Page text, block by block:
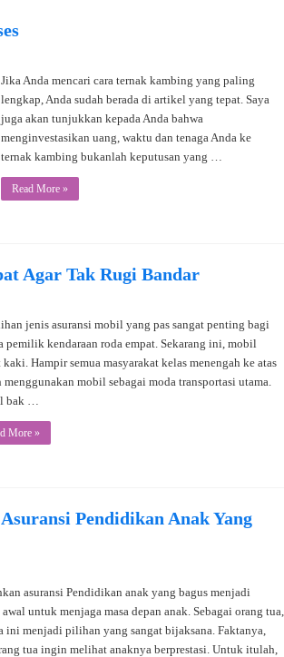
Jika Anda mencari cara ternak kambing yang paling
lengkap, Anda sudah berada di artikel yang tepat. Saya
juga akan tunjukkan kepada Anda bahwa
menginvestasikan uang, waktu dan tenaga Anda ke
ternak kambing bukanlah keputusan yang …
Read More »
Agar Tak Rugi Bandar
jenis asuransi mobil yang pas sangat penting bagi
pemilik kendaraan roda empat. Sekarang ini, mobil
kaki. Hampir semua masyarakat kelas menengah ke atas
menggunakan mobil sebagai moda transportasi utama.
bak …
More »
Pendidikan Anak Yang
asuransi Pendidikan anak yang bagus menjadi
untuk menjaga masa depan anak. Sebagai orang tua,
ini menjadi pilihan yang sangat bijaksana. Faktanya,
tua ingin melihat anaknya berprestasi. Untuk itulah,